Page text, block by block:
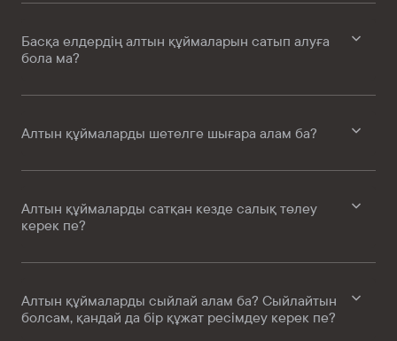
Басқа елдердің алтын құймаларын сатып алуға
бола ма?
Алтын құймаларды шетелге шығара алам ба?
Алтын құймаларды сатқан кезде салық төлеу
керек пе?
Алтын құймаларды сыйлай алам ба? Сыйлайтын
болсам, қандай да бір құжат ресімдеу керек пе?